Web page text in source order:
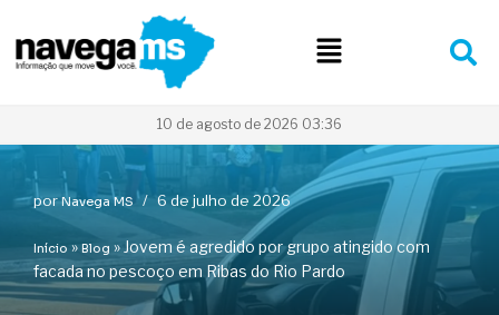
Pular
para
10 de agosto de 2026 03:36
porNavega MS 6 de julho de 2026
Início » Blog »Jovem é agredido por grupo atingido com
facada no pescoço em Ribas do Rio Pardo